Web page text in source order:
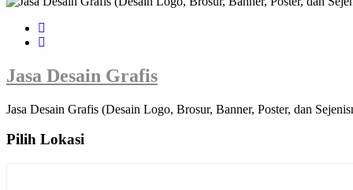
Jasa Desain Grafis
Jasa Desain Grafis (Desain Logo, Brosur, Banner, Poster, dan
Pilih Lokasi